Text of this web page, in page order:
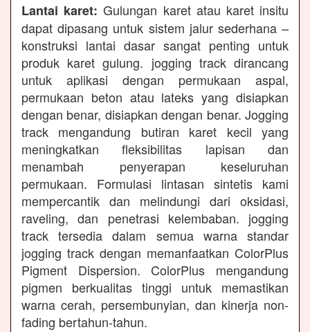
Lantai karet: Gulungan karet atau karet insitu
dapat dipasang untuk sistem jalur sederhana –
konstruksi lantai dasar sangat penting untuk
produk karet gulung. jogging track dirancang
untuk aplikasi dengan permukaan aspal,
permukaan beton atau lateks yang disiapkan
dengan benar, disiapkan dengan benar. Jogging
track mengandung butiran karet kecil yang
meningkatkan fleksibilitas lapisan dan
menambah penyerapan keseluruhan
permukaan. Formulasi lintasan sintetis kami
mempercantik dan melindungi dari oksidasi,
raveling, dan penetrasi kelembaban. jogging
track tersedia dalam semua warna standar
jogging track dengan memanfaatkan ColorPlus
Pigment Dispersion. ColorPlus mengandung
pigmen berkualitas tinggi untuk memastikan
warna cerah, persembunyian, dan kinerja non-
fading bertahun-tahun.